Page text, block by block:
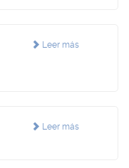
Leer más
Leer más